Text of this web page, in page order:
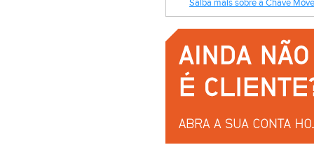
Saiba mais sobre a Chave